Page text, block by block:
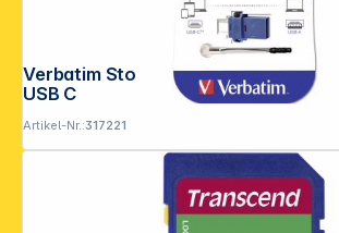
Verbatim Store n Go 32GB Dual Drive USB 3.0 /
USB C
Artikel-Nr.:317221